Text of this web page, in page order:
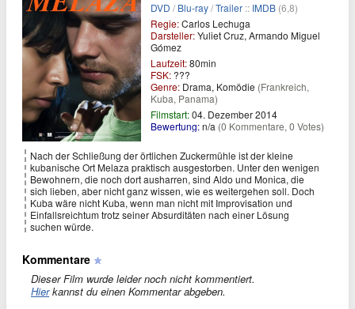
DVD /Blu-ray/Trailer :: IMDB (6,8)
Regie:Carlos Lechuga
Darsteller:Yuliet Cruz, Armando Miguel
Gómez
Laufzeit:80min
FSK: ???
Genre: Drama, Komödie (Frankreich,
Kuba, Panama)
Filmstart:04. Dezember 2014
Bewertung:n/a (0 Kommentare, 0 Votes)
Nach der Schließung der örtlichen Zuckermühle ist der kleine
kubanische Ort Melaza praktisch ausgestorben. Unter den wenigen
Bewohnern, die noch dort ausharren, sind Aldo und Monica, die
sich lieben, aber nicht ganz wissen, wie es weitergehen soll. Doch
Kuba wäre nicht Kuba, wenn man nicht mit Improvisation und
Einfallsreichtum trotz seiner Absurditäten nach einer Lösung
suchen würde.
Kommentare
Dieser Film wurde leider noch nicht kommentiert.
Hierkannst du einen Kommentar abgeben.